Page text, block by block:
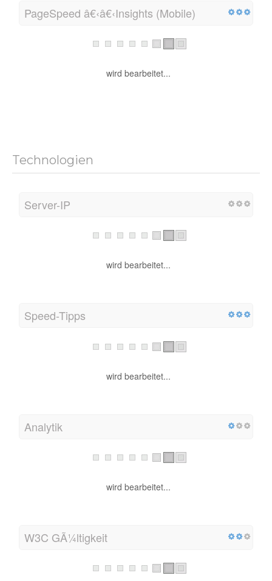
PageSpeed â€‹â€‹Insights (Mobile)
wird bearbeitet...
Technologien
Server-IP
wird bearbeitet...
Speed-Tipps
wird bearbeitet...
Analytik
wird bearbeitet...
W3C GÃ¼ltigkeit